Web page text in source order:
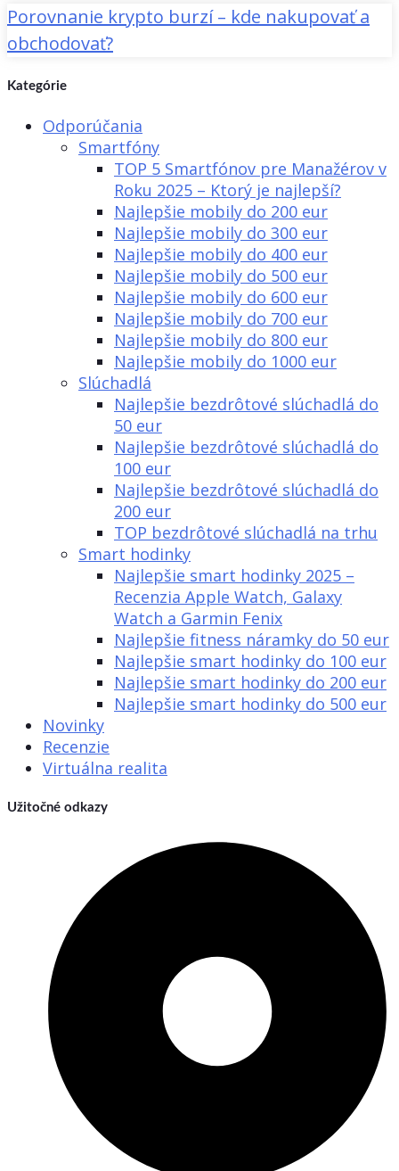
Porovnanie krypto burzí – kde nakupovať a
obchodovať?
Kategórie
Odporúčania
Smartfóny
TOP 5 Smartfónov pre Manažérov v
Roku 2025 – Ktorý je najlepší?
Najlepšie mobily do 200 eur
Najlepšie mobily do 300 eur
Najlepšie mobily do 400 eur
Najlepšie mobily do 500 eur
Najlepšie mobily do 600 eur
Najlepšie mobily do 700 eur
Najlepšie mobily do 800 eur
Najlepšie mobily do 1000 eur
Slúchadlá
Najlepšie bezdrôtové slúchadlá do
50 eur
Najlepšie bezdrôtové slúchadlá do
100 eur
Najlepšie bezdrôtové slúchadlá do
200 eur
TOP bezdrôtové slúchadlá na trhu
Smart hodinky
Najlepšie smart hodinky 2025 –
Recenzia Apple Watch, Galaxy
Watch a Garmin Fenix
Najlepšie fitness náramky do 50 eur
Najlepšie smart hodinky do 100 eur
Najlepšie smart hodinky do 200 eur
Najlepšie smart hodinky do 500 eur
Novinky
Recenzie
Virtuálna realita
Užitočné odkazy